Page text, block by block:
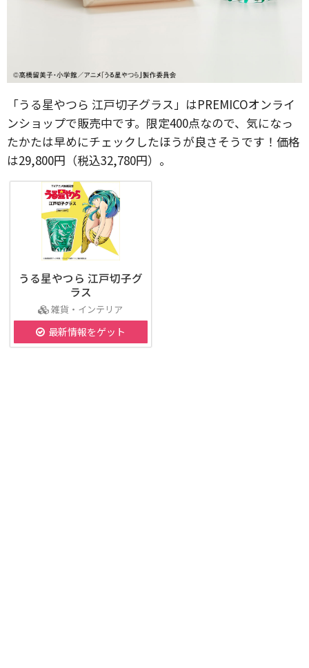
「うる星やつら 江戸切子グラス」はPREMICOオンライ
ンショップで販売中です。限定400点なので、気になっ
たかたは早めにチェックしたほうが良さそうです！価格
は29,800円（税込32,780円）。
うる星やつら 江戸切子グ
ラス
雑貨・インテリア
最新情報をゲット